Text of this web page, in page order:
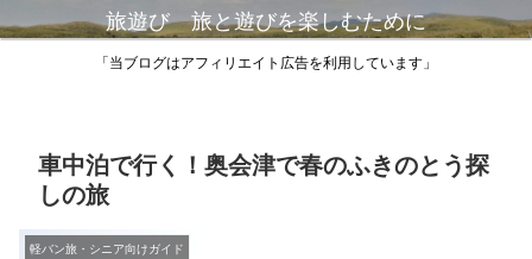
旅遊び 旅と遊びを楽しむために
「当ブログはアフィリエイト広告を利用しています」
車中泊で行く！奥会津で春のふきのとう探
しの旅
軽バン旅・シニア向けガイド